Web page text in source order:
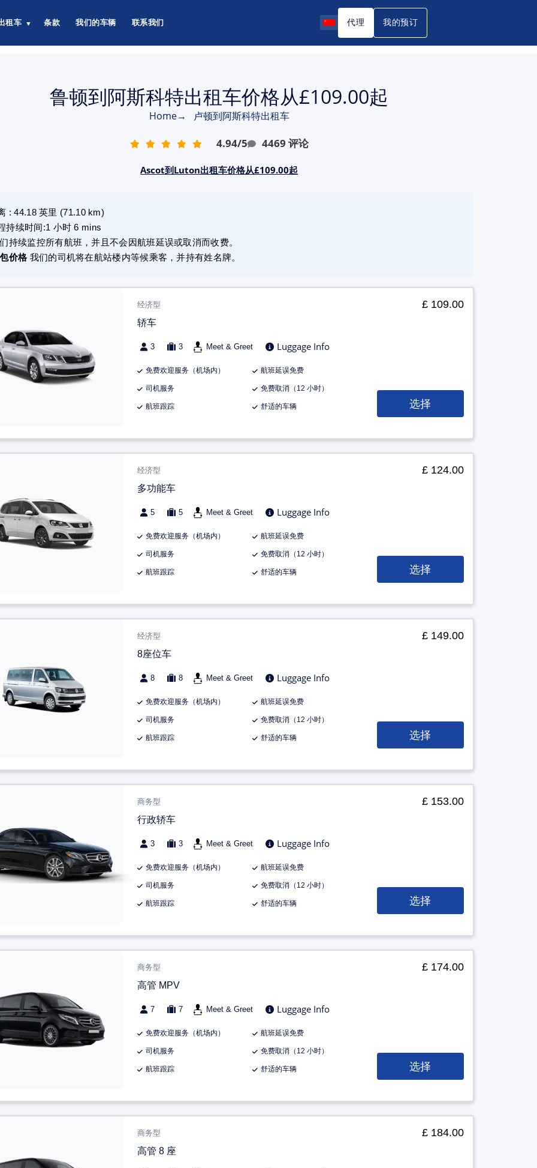
租车 ▼ 条款 我们的车辆 联系我们 代理 我的预订
鲁顿到阿斯科特出租车价格从£109.00起
Home→ 卢顿到阿斯科特出租车
4.94/5 4469 评论
Ascot到Luton出租车价格从£109.00起
:44.18 英里 (71.10km)
持续时间:1 小时 6 mins
持续监控所有航班，并且不会因航班延误或取消而收费。
价格 我们的司机将在航站楼内等候乘客，并持有姓名牌。
经济型
轿车
3 3 Meet & Greet Luggage Info
免费欢迎服务（机场内） 航班延误免费
司机服务 免费取消（12 小时）
航班跟踪 舒适的车辆
£ 109.00
选择
经济型
多功能车
5 5 Meet & Greet Luggage Info
免费欢迎服务（机场内） 航班延误免费
司机服务 免费取消（12 小时）
航班跟踪 舒适的车辆
£ 124.00
选择
经济型
8座位车
8 8 Meet & Greet Luggage Info
免费欢迎服务（机场内） 航班延误免费
司机服务 免费取消（12 小时）
航班跟踪 舒适的车辆
£ 149.00
选择
商务型
行政轿车
3 3 Meet & Greet Luggage Info
免费欢迎服务（机场内） 航班延误免费
司机服务 免费取消（12 小时）
航班跟踪 舒适的车辆
£ 153.00
选择
商务型
高管 MPV
7 7 Meet & Greet Luggage Info
免费欢迎服务（机场内） 航班延误免费
司机服务 免费取消（12 小时）
航班跟踪 舒适的车辆
£ 174.00
选择
商务型
高管 8 座
£ 184.00